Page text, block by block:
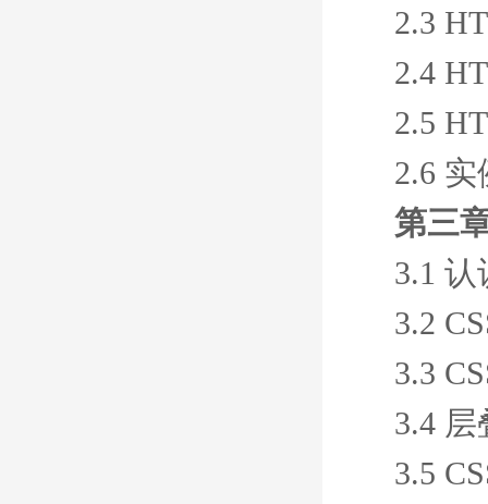
2.3
2.4
2.5
2.6
第三
3.1 认
3.2
3.3
3.4
3.5